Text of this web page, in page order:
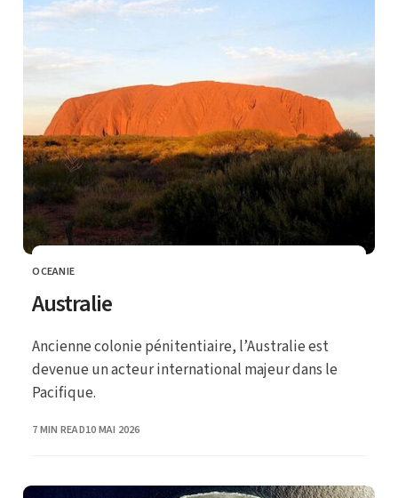
CATEGORY
OCEANIE
Australie
Ancienne colonie pénitentiaire, l’Australie est
devenue un acteur international majeur dans le
Pacifique.
7 MIN READPUBLISHED
10 MAI 2026